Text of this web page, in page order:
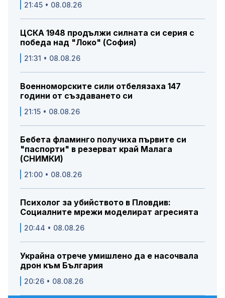
21:45 • 08.08.26
ЦСКА 1948 продължи силната си серия с
победа над "Локо" (София)
21:31 • 08.08.26
Военноморските сили отбелязаха 147
години от създаването си
21:15 • 08.08.26
Бебета фламинго получиха първите си
"паспорти" в резерват край Малага
(СНИМКИ)
21:00 • 08.08.26
Психолог за убийството в Пловдив:
Социалните мрежи моделират агресията
20:44 • 08.08.26
Украйна отрече умишлено да е насочвала
дрон към България
20:26 • 08.08.26